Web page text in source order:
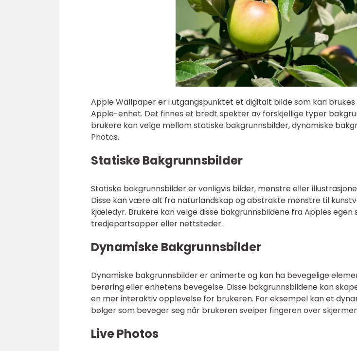
Apple Wallpaper er i utgangspunktet et digitalt bilde som kan
Apple-enhet. Det finnes et bredt spekter av forskjellige typer
brukere kan velge mellom statiske bakgrunnsbilder, dynamiske
Photos.
Statiske Bakgrunnsbilder
Statiske bakgrunnsbilder er vanligvis bilder, mønstre eller
Disse kan være alt fra naturlandskap og abstrakte mønstre til
kjæledyr. Brukere kan velge disse bakgrunnsbildene fra Apples egen
tredjepartsapper eller nettsteder.
Dynamiske Bakgrunnsbilder
Dynamiske bakgrunnsbilder er animerte og kan ha bevegelige
berøring eller enhetens bevegelse. Disse bakgrunnsbildene kan
en mer interaktiv opplevelse for brukeren. For eksempel kan et
bølger som beveger seg når brukeren sveiper fingeren over
Live Photos